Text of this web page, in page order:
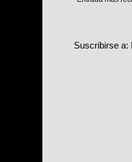
Suscribirse a: